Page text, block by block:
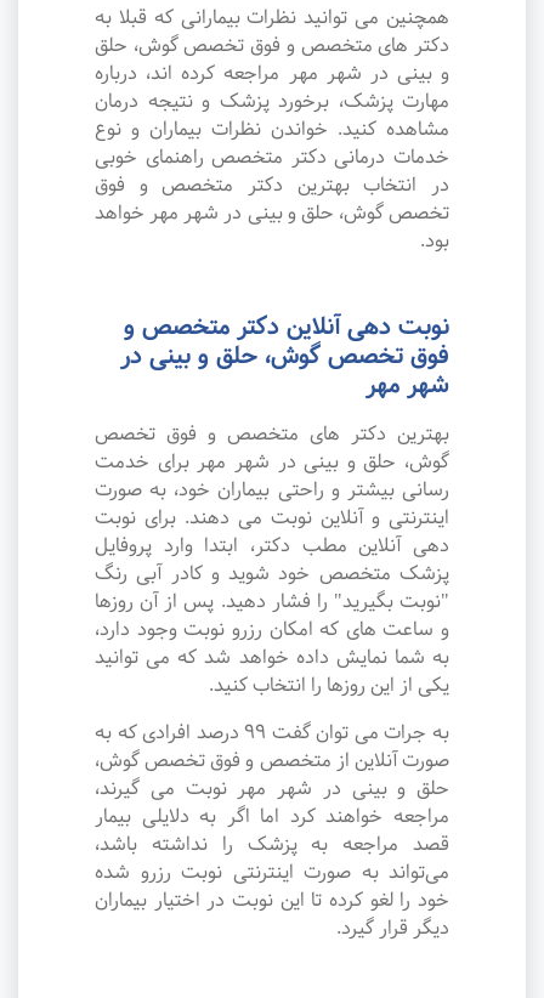
همچنین می توانید نظرات بیمارانی که قبلا به
دکتر های متخصص و فوق تخصص گوش، حلق
و بینی در شهر مهر مراجعه کرده اند، درباره
مهارت پزشک، برخورد پزشک و نتیجه درمان
مشاهده کنید. خواندن نظرات بیماران و نوع
خدمات درمانی دکتر متخصص راهنمای خوبی
در انتخاب بهترین دکتر متخصص و فوق
تخصص گوش، حلق و بینی در شهر مهر خواهد
بود.
نوبت دهی آنلاین دکتر متخصص و
فوق تخصص گوش، حلق و بینی در
شهر مهر
بهترین دکتر های متخصص و فوق تخصص
گوش، حلق و بینی در شهر مهر برای خدمت
رسانی بیشتر و راحتی بیماران خود، به صورت
اینترنتی و آنلاین نوبت می دهند. برای نوبت
دهی آنلاین مطب دکتر، ابتدا وارد پروفایل
پزشک متخصص خود شوید و کادر آبی رنگ
"نوبت بگیرید" را فشار دهید. پس از آن روزها
و ساعت های که امکان رزرو نوبت وجود دارد،
به شما نمایش داده خواهد شد که می توانید
یکی از این روزها را انتخاب کنید.
به جرات می‌ توان گفت ۹۹ درصد افرادی که به
صورت آنلاین از متخصص و فوق تخصص گوش،
حلق و بینی در شهر مهر نوبت می گیرند،
مراجعه خواهند کرد اما اگر به دلایلی بیمار
قصد مراجعه به پزشک را نداشته باشد،
می‌تواند به صورت اینترنتی نوبت رزرو شده
خود را لغو کرده تا این نوبت در اختیار بیماران
دیگر قرار گیرد.